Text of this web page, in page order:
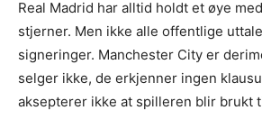
Real Madrid har alltid holdt et øye
stjerner. Men ikke alle offentlige
signeringer. Manchester City er
selger ikke, de erkjenner ingen
aksepterer ikke at spilleren blir brukt